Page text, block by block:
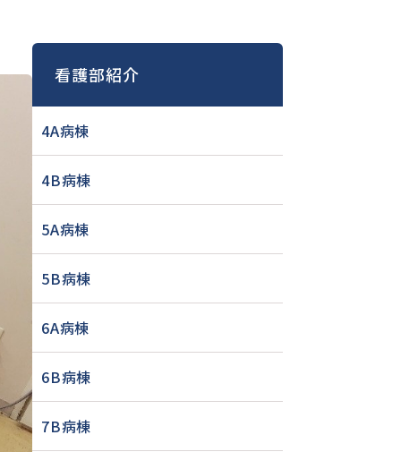
看護部紹介
4A病棟
4B病棟
5A病棟
5B病棟
6A病棟
6B病棟
7B病棟